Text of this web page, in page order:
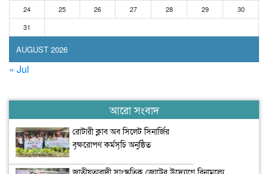
AUGUST 2026
24
25 26 27 28 29
30
31
« Jul
আরো সংবাদ
রোটারী ক্লাব অব সিলেট সিনার্জির
বৃক্ষরোপণ কর্মসূচি অনুষ্ঠিত
জাতীয়তাবাদী সাংস্কৃতিক জোটের উদ্যোগে বিনামূল্যে